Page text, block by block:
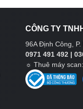
CÔNG TY
96A Định Công,
0971 491 492 |
☼Thuê máy